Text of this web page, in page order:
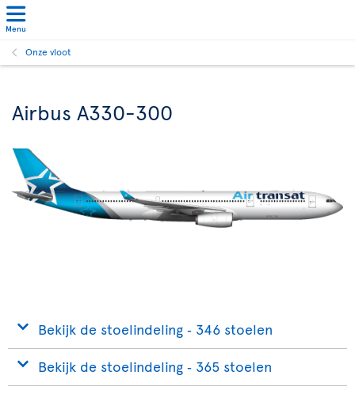
Menu
Onze vloot
Airbus A330-300
Bekijk de stoelindeling ‐ 346 stoelen
Bekijk de stoelindeling ‐ 365 stoelen